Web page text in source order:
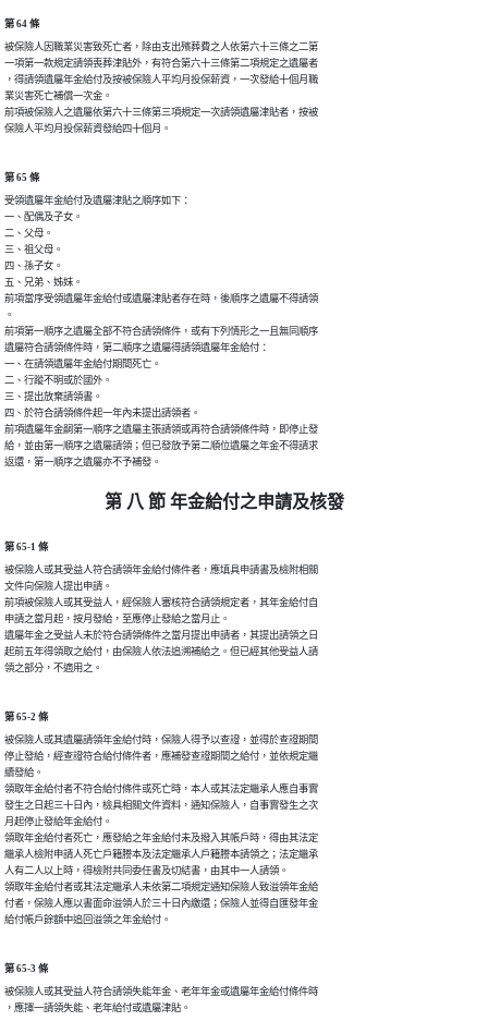
第 64 條
被保險人因職業災害致死亡者，除由支出殯葬費之人依第六十三條之二第
一項第一款規定請領喪葬津貼外，有符合第六十三條第二項規定之遺屬者
，得請領遺屬年金給付及按被保險人平均月投保薪資，一次發給十個月職
業災害死亡補償一次金。
前項被保險人之遺屬依第六十三條第三項規定一次請領遺屬津貼者，按被
保險人平均月投保薪資發給四十個月。
第 65 條
受領遺屬年金給付及遺屬津貼之順序如下：
一、配偶及子女。
二、父母。
三、祖父母。
四、孫子女。
五、兄弟、姊妹。
前項當序受領遺屬年金給付或遺屬津貼者存在時，後順序之遺屬不得請領
。
前項第一順序之遺屬全部不符合請領條件，或有下列情形之一且無同順序
遺屬符合請領條件時，第二順序之遺屬得請領遺屬年金給付：
一、在請領遺屬年金給付期間死亡。
二、行蹤不明或於國外。
三、提出放棄請領書。
四、於符合請領條件起一年內未提出請領者。
前項遺屬年金嗣第一順序之遺屬主張請領或再符合請領條件時，即停止發
給，並由第一順序之遺屬請領；但已發放予第二順位遺屬之年金不得請求
返還，第一順序之遺屬亦不予補發。
第 八 節 年金給付之申請及核發
第 65-1 條
被保險人或其受益人符合請領年金給付條件者，應填具申請書及檢附相關
文件向保險人提出申請。
前項被保險人或其受益人，經保險人審核符合請領規定者，其年金給付自
申請之當月起，按月發給，至應停止發給之當月止。
遺屬年金之受益人未於符合請領條件之當月提出申請者，其提出請領之日
起前五年得領取之給付，由保險人依法追溯補給之。但已經其他受益人請
領之部分，不適用之。
第 65-2 條
被保險人或其遺屬請領年金給付時，保險人得予以查證，並得於查證期間
停止發給，經查證符合給付條件者，應補發查證期間之給付，並依規定繼
續發給。
領取年金給付者不符合給付條件或死亡時，本人或其法定繼承人應自事實
發生之日起三十日內，檢具相關文件資料，通知保險人，自事實發生之次
月起停止發給年金給付。
領取年金給付者死亡，應發給之年金給付未及撥入其帳戶時，得由其法定
繼承人檢附申請人死亡戶籍謄本及法定繼承人戶籍謄本請領之；法定繼承
人有二人以上時，得檢附共同委任書及切結書，由其中一人請領。
領取年金給付者或其法定繼承人未依第二項規定通知保險人致溢領年金給
付者，保險人應以書面命溢領人於三十日內繳還；保險人並得自匯發年金
給付帳戶餘額中追回溢領之年金給付。
第 65-3 條
被保險人或其受益人符合請領失能年金、老年年金或遺屬年金給付條件時
，應擇一請領失能、老年給付或遺屬津貼。